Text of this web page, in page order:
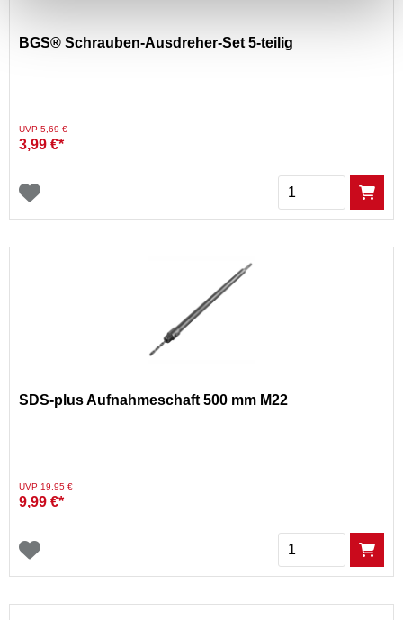
BGS® Schrauben-Ausdreher-Set 5-teilig
Preis reduziert von
UVP 5,69 €auf
3,99 €*
Menge
SDS-plus Aufnahmeschaft 500 mm M22
Preis reduziert von
UVP 19,95 €auf
9,99 €*
Menge